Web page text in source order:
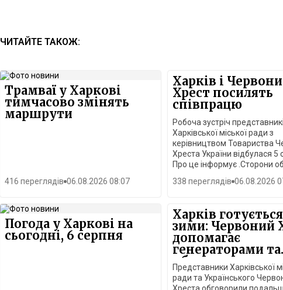
ЧИТАЙТЕ ТАКОЖ:
Трамваї у Харкові
тимчасово змінять
маршрути
416 переглядів 06.08.2026 08:07
Харків і
Хрест посилять
співпрацю
Робоча зустріч
Харківської міської ради з
керівництвом Товариства
Хреста України відбулася 5
Про це інформує .Сторони
сезону, реагування на
ветеранських програм,
середовища, медичної та
допомоги, а також нові
гуманітарні
Українського Червоного
Максим Доценко
Харків залишається одним
338 переглядів 06.08.2026
Погода у Харкові на
сьогодні, 6 серпня
Харків
зими: Червоний
допомагає
генераторами та
обладнанням
Представники Харківської
ради та Українського